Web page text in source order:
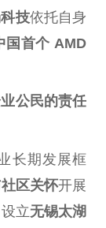
技依托自身
国 首个 AMD
公民的责任
长期发展框
区关怀开展
立无锡太湖